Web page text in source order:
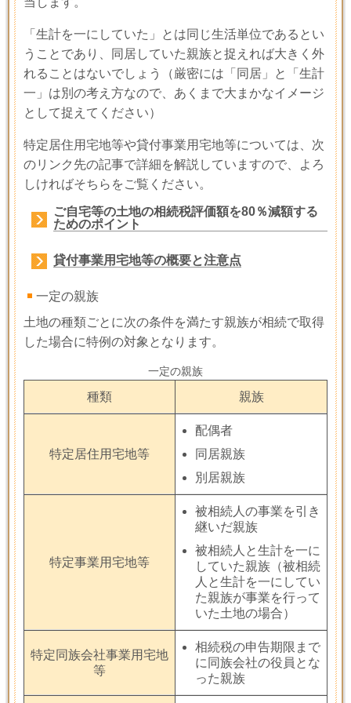
「生計を一にしていた」とは同じ生活単位であるとい
うことであり、同居していた親族と捉えれば大きく外
れることはないでしょう（厳密には「同居」と「生計
一」は別の考え方なので、あくまで大まかなイメージ
として捉えてください）
特定居住用宅地等や貸付事業用宅地等については、次
のリンク先の記事で詳細を解説していますので、よろ
しければそちらをご覧ください。
ご自宅等の土地の相続税評価額を80％減額する
ためのポイント
貸付事業用宅地等の概要と注意点
一定の親族
土地の種類ごとに次の条件を満たす親族が相続で取得
した場合に特例の対象となります。
一定の親族
種類 親族
特定居住用宅地等
配偶者
同居親族
別居親族
特定事業用宅地等
被相続人の事業を引き
継いだ親族
被相続人と生計を一に
していた親族（被相続
人と生計を一にしてい
た親族が事業を行って
いた土地の場合）
特定同族会社事業用宅地
等
相続税の申告期限まで
に同族会社の役員とな
った親族